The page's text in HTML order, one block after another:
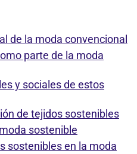
de la moda convencional
parte de la moda
y sociales de estos
de tejidos sostenibles
sostenible
sostenibles en la moda